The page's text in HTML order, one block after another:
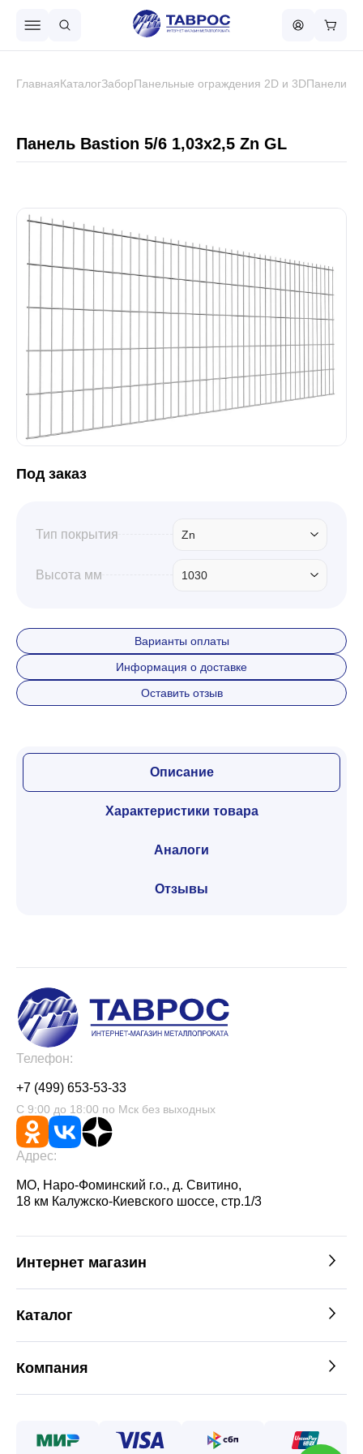
Металлический штакетник
Сваи винтовые
Профили для гипсокартона
Дача и сад
Другие товары
ГлавнаяКаталогЗаборПанельные ограждения 2D и 3DПанели
Панель Bastion 5/6 1,03х2,5 Zn GL
Под заказ
Тип покрытия Zn
Высота мм 1030
Варианты оплаты
Информация о доставке
Оставить отзыв
Описание
Характеристики товара
Аналоги
Отзывы
Телефон:
+7 (499) 653-53-33
С 9:00 до 18:00 по Мск без выходных
Адрес:
МО, Наро-Фоминский г.о., д. Свитино,
18 км Калужско-Киевского шоссе, стр.1/3
Интернет магазин
Каталог
Компания